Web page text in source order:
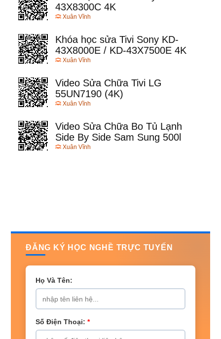
43X8300C 4K
Xuân Vĩnh
Khóa học sửa Tivi Sony KD-
43X8000E / KD-43X7500E 4K
Xuân Vĩnh
Video Sửa Chữa Tivi LG
55UN7190 (4K)
Xuân Vĩnh
Video Sửa Chữa Bo Tủ Lạnh
Side By Side Sam Sung 500l
Xuân Vĩnh
ĐĂNG KÝ HỌC NGHỀ TRỰC TUYẾN
Họ Và Tên:
Số Điện Thoại: *